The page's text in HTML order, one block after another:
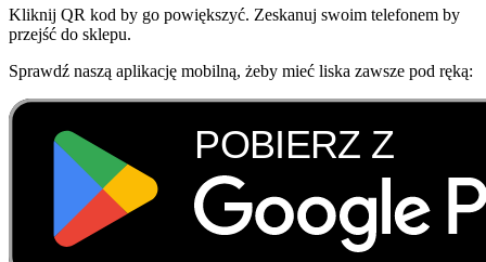
Kliknij QR kod by go powiększyć. Zeskanuj swoim telefonem by
przejść do sklepu.
Sprawdź naszą aplikację mobilną, żeby mieć liska zawsze pod ręką: